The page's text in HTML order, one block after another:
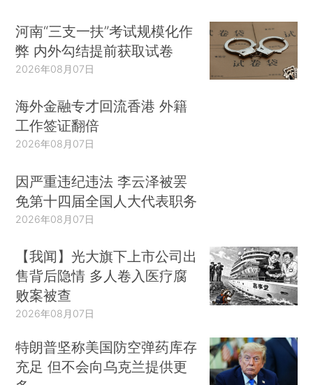
河南“三支一扶”考试规模化作
弊 内外勾结提前获取试卷
2026年08月07日
海外金融专才回流香港 外籍
工作签证翻倍
2026年08月07日
因严重违纪违法 李云泽被罢
免第十四届全国人大代表职务
2026年08月07日
【我闻】光大旗下上市公司出
售背后隐情 多人卷入医疗腐
败案被查
2026年08月07日
特朗普坚称美国防空弹药库存
充足 但不会向乌克兰提供更